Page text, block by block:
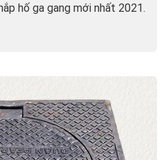
hố ga gang mới nhất 2021.